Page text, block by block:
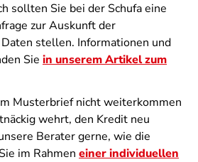
sollten Sie bei der Schufa eine
zur Auskunft der
stellen. Informationen und
Sie in unserem Artikel zum
Musterbrief nicht weiterkommen
wehrt, den Kredit neu
Berater gerne, wie die
im Rahmen einer individuellen